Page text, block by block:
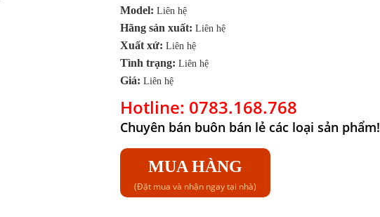
Model: Liên hệ
Hãng sản xuất: Liên hệ
Xuất xứ: Liên hệ
Tình trạng: Liên hệ
Giá: Liên hệ
Hotline: 0783.168.768
Chuyên bán buôn bán lẻ các loại sản phẩm!
MUA HÀNG
(Đặt mua và nhận ngay tại nhà)